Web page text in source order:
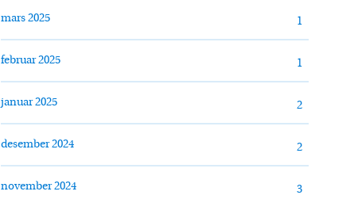
mars 2025 1
februar 2025 1
januar 2025 2
desember 2024 2
november 2024 3